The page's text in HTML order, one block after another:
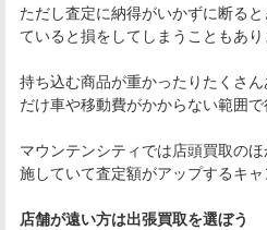
ただし査定に納得がいかずに断る
ていると損をしてしまうこともあり
持ち込む商品が重かったりたくさ
だけ車や移動費がかからない範囲で
マウンテンシティでは店頭買取の
施していて査定額がアップするキャ
店舗が遠い方は出張買取を選ぼう